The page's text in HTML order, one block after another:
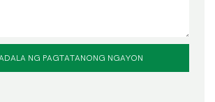
NG PAGTATANONG NGAYON